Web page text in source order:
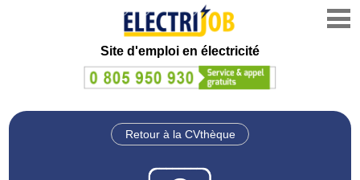
Site d'emploi en électricité
Retour à la CVthèque